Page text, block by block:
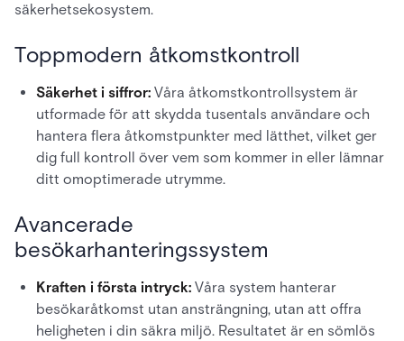
säkerhetsekosystem.
Toppmodern åtkomstkontroll
Säkerhet i siffror: Våra åtkomstkontrollsystem är
utformade för att skydda tusentals användare och
hantera flera åtkomstpunkter med lätthet, vilket ger
dig full kontroll över vem som kommer in eller lämnar
ditt omoptimerade utrymme.
Avancerade
besökarhanteringssystem
Kraften i första intryck: Våra system hanterar
besökaråtkomst utan ansträngning, utan att offra
heligheten i din säkra miljö. Resultatet är en sömlös